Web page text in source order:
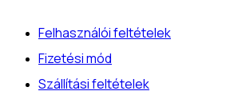
Felhasználói feltételek
Fizetési mód
Szállítási feltételek